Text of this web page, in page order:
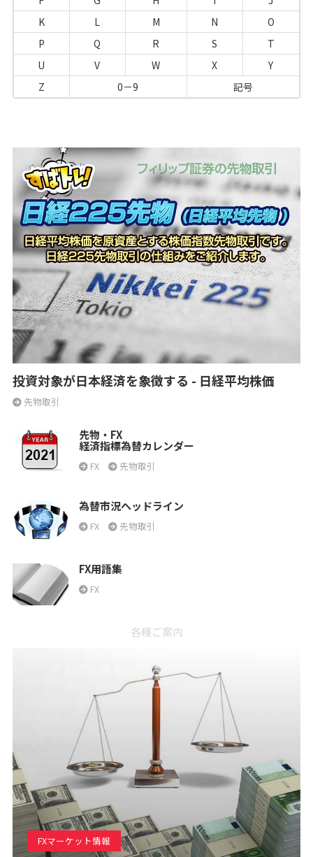
K
L M N
O
P
Q R S
T
U
V W X
Y
Z
0－9 記号
投資対象が日本経済を象徴する - 日経平均株価
先物取引
先物・FX
経済指標為替カレンダー
FX 先物取引
為替市況ヘッドライン
FX 先物取引
FX用語集
FX
各種ご案内
FXマーケット情報